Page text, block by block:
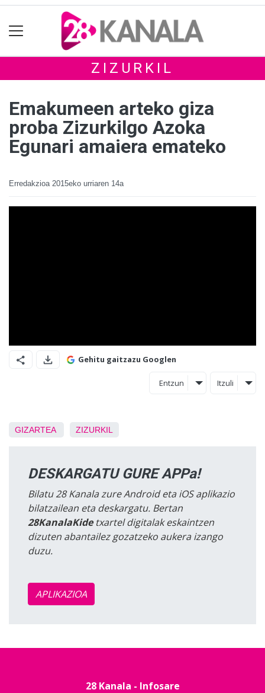
ZIZURKIL
Emakumeen arteko giza
proba Zizurkilgo Azoka
Egunari amaiera emateko
Erredakzioa 2015eko urriaren 14a
Gehitu gaitzazu Googlen
Entzun Itzuli
GIZARTEA ZIZURKIL
DESKARGATU GURE APPa!
Bilatu 28 Kanala zure Android eta iOS aplikazio
bilatzailean eta deskargatu. Bertan
28KanalaKidetxartel digitalak eskaintzen
dizuten abantailez gozatzeko aukera izango
duzu.
APLIKAZIOA
28 Kanala - Infosare